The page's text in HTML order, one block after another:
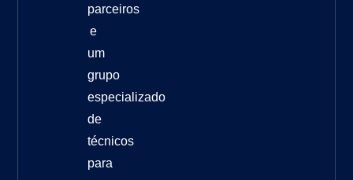
parceiros
e
um
grupo
especializado
de
técnicos
para